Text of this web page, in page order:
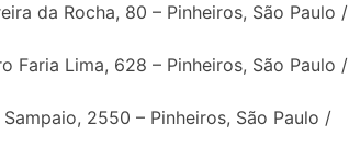
da Rocha, 80 – Pinheiros, São Paulo /
Faria Lima, 628 – Pinheiros, São Paulo /
2550 – Pinheiros, São Paulo /